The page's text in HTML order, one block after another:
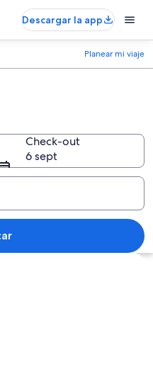
Descargar la app
Planear mi viaje
Check-out
6 sept